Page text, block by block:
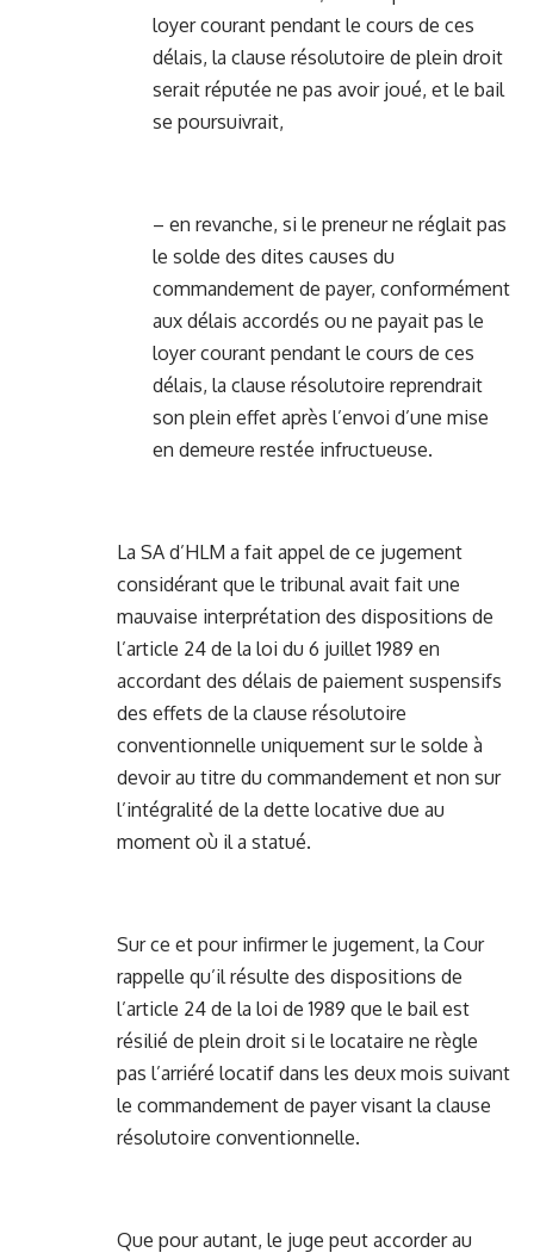
loyer courant pendant le cours de ces
délais, la clause résolutoire de plein droit
serait réputée ne pas avoir joué, et le bail
se poursuivrait,
– en revanche, si le preneur ne réglait pas
le solde des dites causes du
commandement de payer, conformément
aux délais accordés ou ne payait pas le
loyer courant pendant le cours de ces
délais, la clause résolutoire reprendrait
son plein effet après l’envoi d’une mise
en demeure restée infructueuse.
La SA d’HLM a fait appel de ce jugement
considérant que le tribunal avait fait une
mauvaise interprétation des dispositions de
l’article 24 de la loi du 6 juillet 1989 en
accordant des délais de paiement suspensifs
des effets de la clause résolutoire
conventionnelle uniquement sur le solde à
devoir au titre du commandement et non sur
l’intégralité de la dette locative due au
moment où il a statué.
Sur ce et pour infirmer le jugement, la Cour
rappelle qu’il résulte des dispositions de
l’article 24 de la loi de 1989 que le bail est
résilié de plein droit si le locataire ne règle
pas l’arriéré locatif dans les deux mois suivant
le commandement de payer visant la clause
résolutoire conventionnelle.
Que pour autant, le juge peut accorder au